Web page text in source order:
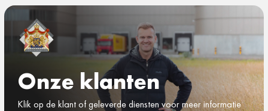
Onze klanten
Klik op de klant of geleverde diensten voor meer informatie